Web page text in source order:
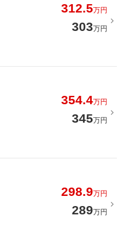
312.5万円
303万円
354.4万円
345万円
298.9万円
289万円